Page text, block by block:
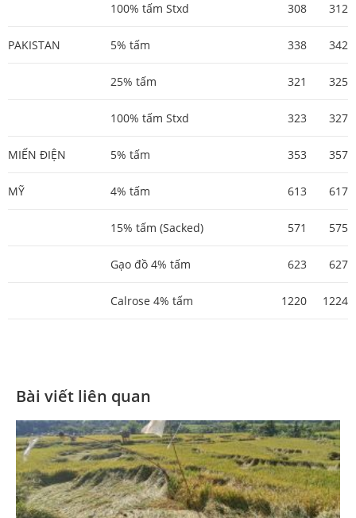
100% tấm Stxd 308 312
PAKISTAN 5% tấm 338 342
25% tấm 321 325
100% tấm Stxd 323 327
MIẾN ĐIỆN 5% tấm 353 357
MỸ 4% tấm 613 617
15% tấm (Sacked) 571 575
Gạo đồ 4% tấm 623 627
Calrose 4% tấm 1220 1224
Bài viết liên quan